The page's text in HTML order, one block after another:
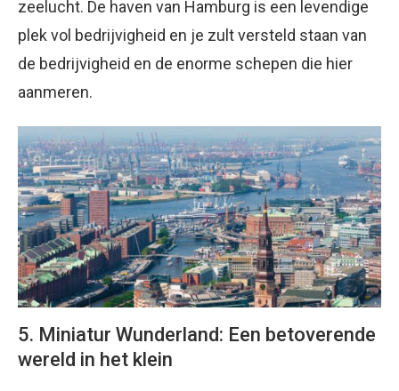
zeelucht. De haven van Hamburg is een levendige
plek vol bedrijvigheid en je zult versteld staan van
de bedrijvigheid en de enorme schepen die hier
aanmeren.
5. Miniatur Wunderland: Een betoverende
wereld in het klein